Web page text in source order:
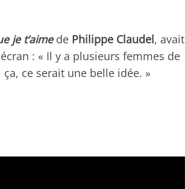
je t’aimede Philippe Claudel, avait
: « Il y a plusieurs femmes de
ça, ce serait une belle idée. »